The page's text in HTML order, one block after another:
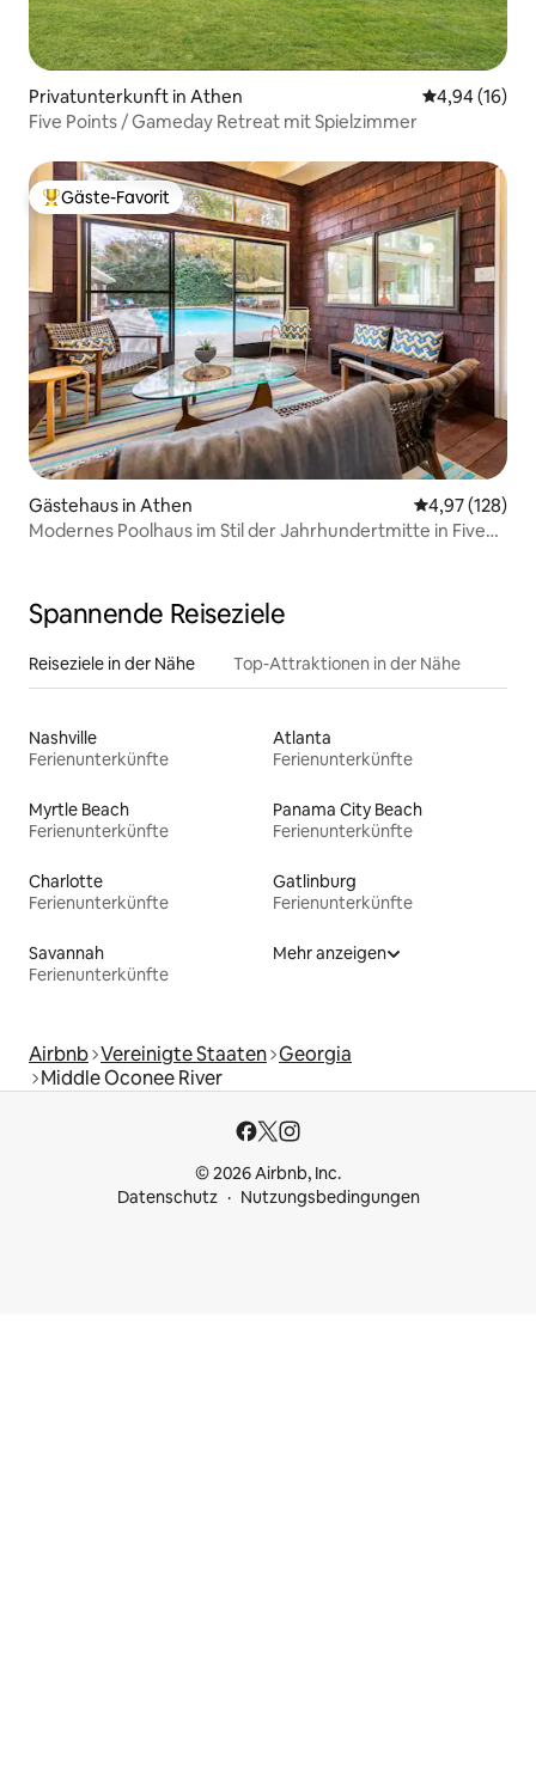
Privatunterkunft in Athen
4,94 (16)
Five Points / Gameday Retreat mit Spielzimmer
Beliebter Gäste-Favorit.
Gäste-Favorit
Gästehaus in Athen
4,97 (128)
Modernes Poolhaus im Stil der Jahrhundertmitte in Five
Spannende Reiseziele
Reiseziele in der Nähe Top-Attraktionen in der Nähe
Nashville
Ferienunterkünfte
Atlanta
Ferienunterkünfte
Myrtle Beach
Ferienunterkünfte
Panama City Beach
Ferienunterkünfte
Charlotte
Ferienunterkünfte
Gatlinburg
Ferienunterkünfte
Savannah
Ferienunterkünfte
Mehr anzeigen
Airbnb Vereinigte Staaten Georgia
Middle Oconee River
© 2026 Airbnb, Inc.
Datenschutz
Nutzungsbedingungen